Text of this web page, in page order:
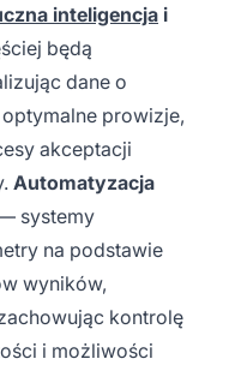
inteligencja i
będą
dane o
prowizje,
akceptacji
Automatyzacja
systemy
na podstawie
wyników,
kontrolę
i możliwości